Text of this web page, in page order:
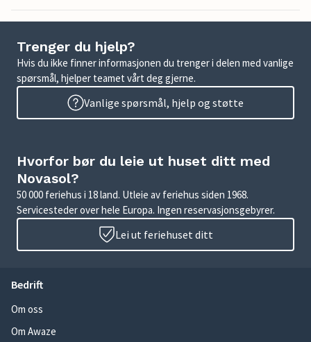
Trenger du hjelp?
Hvis du ikke finner informasjonen du trenger i delen med vanlige
spørsmål, hjelper teamet vårt deg gjerne.
Vanlige spørsmål, hjelp og støtte
Hvorfor bør du leie ut huset ditt med
Novasol?
50 000 feriehus i 18 land. Utleie av feriehus siden 1968.
Servicesteder over hele Europa. Ingen reservasjonsgebyrer.
Lei ut feriehuset ditt
Bedrift
Om oss
Om Awaze